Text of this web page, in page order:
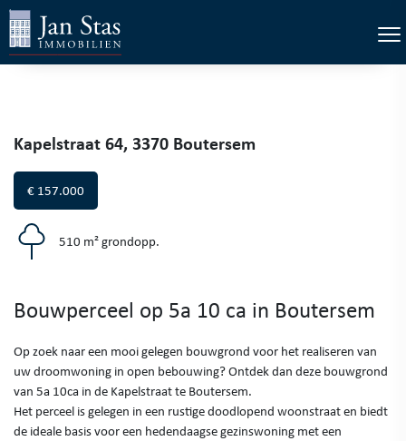
×
Kapelstraat 64, 3370 Boutersem
€ 157.000
510 m² grondopp.
Bouwperceel op 5a 10 ca in Boutersem
Op zoek naar een mooi gelegen bouwgrond voor het realiseren van
uw droomwoning in open bebouwing? Ontdek dan deze bouwgrond
van 5a 10ca in de Kapelstraat te Boutersem.
Het perceel is gelegen in een rustige doodlopend woonstraat en biedt
de ideale basis voor een hedendaagse gezinswoning met een